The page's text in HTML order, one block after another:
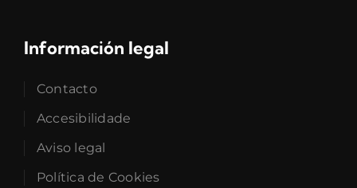
Información legal
Contacto
Accesibilidade
Aviso legal
Política de Cookies